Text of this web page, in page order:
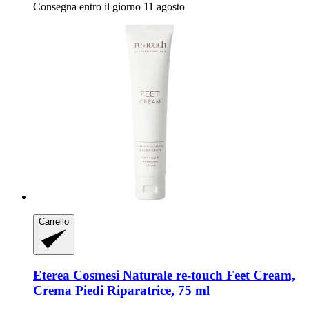
Consegna entro il giorno 11 agosto
Carrello
Eterea Cosmesi Naturale re-​touch Feet Cream,
Crema Piedi Riparatrice, 75 ml